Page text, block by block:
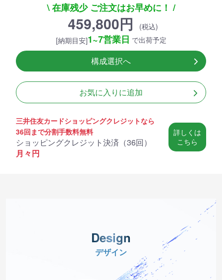
\ 在庫残少 ご注文はお早めに！ /
459,800円
(税込)
[納期目安]1~7営業日 で出荷予定
構成選択へ
お気に入りに追加
三井住友カードショッピングクレジットなら
36回まで分割手数料無料
ショッピングクレジット決済（36回）
月々円
詳しくは
こちら
Design
デザイン